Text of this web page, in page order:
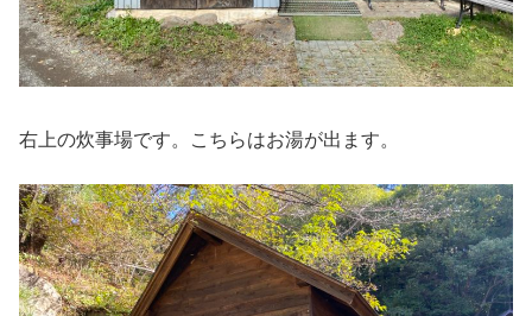
右上の炊事場です。こちらはお湯が出ます。